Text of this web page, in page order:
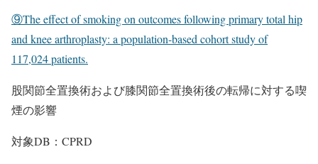
⑨The effect of smoking on outcomes following primary total hip
and knee arthroplasty: a population-based cohort study of
117,024 patients.
股関節全置換術および膝関節全置換術後の転帰に対する喫
煙の影響
対象DB：CPRD